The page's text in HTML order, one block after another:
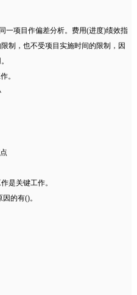
一项目作偏差分析。费用(进度)绩效指
制，也不受项目实施时间的限制，因
。
是关键工作。
的有()。